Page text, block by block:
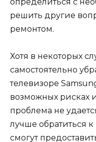
решить другие
ремонтом.
Хотя в некоторых
самостоятельно
телевизоре
возможных рисках
проблема не
лучше обратиться
смогут